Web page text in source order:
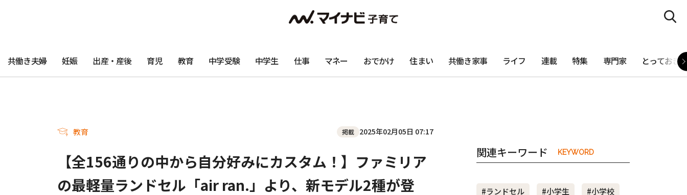
共働き夫婦 妊娠 出産・産後 育児 教育 中学受験 中学生 仕事 マネー おでかけ 住まい 共働き家事 ライフ 連載 特集 専門家 とっておき
教育 掲載 2025年02月05日 07:17
【全156通りの中から自分好みにカスタム！】ファミリア
の最軽量ランドセル「air ran.」より、新モデル2種が登
関連キーワード KEYWORD
#ランドセル #小学生
#小学校